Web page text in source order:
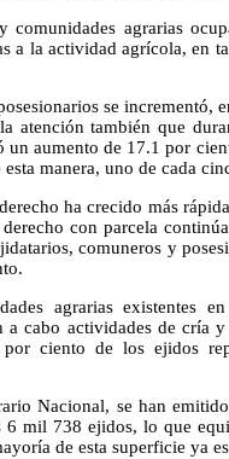
agrarias
a la actividad agrícola, en
se incrementó,
atención también que
un aumento de 17.1 por
manera, uno de cada
ha crecido más
con parcela
comuneros y
agrarias existentes
cabo actividades de cría
ciento de los ejidos
Nacional, se han
6 mil 738 ejidos, lo que
de esta superficie ya